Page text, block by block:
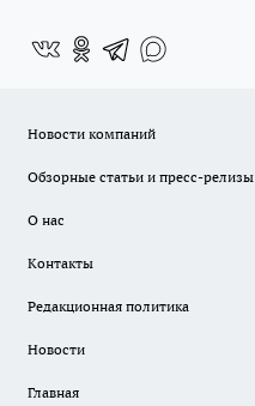
Новости компаний
Обзорные статьи и пресс-релизы
О нас
Контакты
Редакционная политика
Новости
Главная